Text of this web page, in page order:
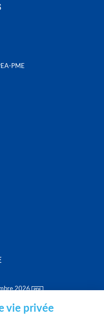
PME
2026
vie privée